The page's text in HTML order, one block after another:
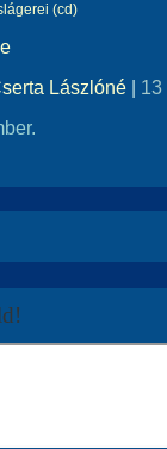
(cd)
Lászlóné | 13